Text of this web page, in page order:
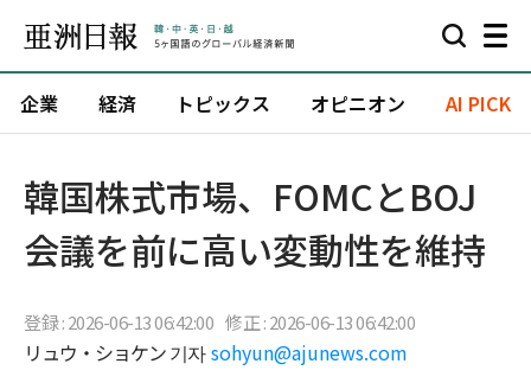
企業 経済 トピックス オピニオン AI PICK
韓国株式市場、FOMCとBOJ
会議を前に高い変動性を維持
登録 : 2026-06-13 06:42:00 修正 : 2026-06-13 06:42:00
リュウ・ショケン 기자 sohyun@ajunews.com